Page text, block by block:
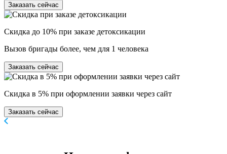
Заказать сейчас
Скидка до 10% при заказе детоксикации
Вызов бригады более, чем для 1 человека
Заказать сейчас
Скидка в 5% при оформлении заявки через сайт
Заказать сейчас